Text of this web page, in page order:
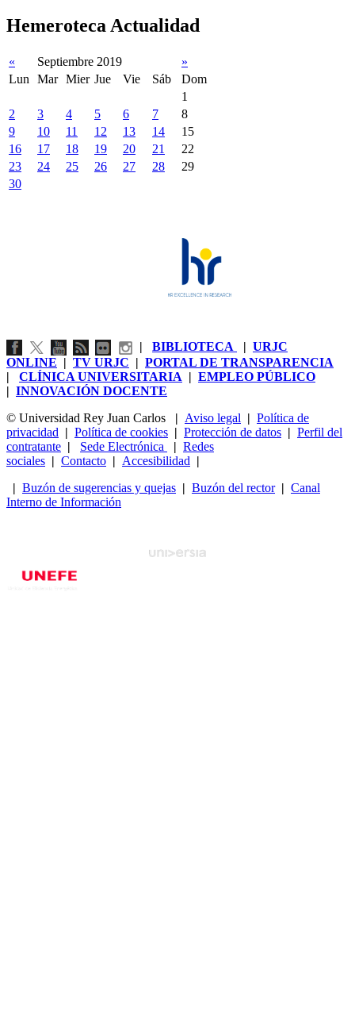
Hemeroteca Actualidad
« Septiembre 2019
»
Lun
Mar Mier Jue Vie Sáb
Dom
1
2
3 4 5 6 7
8
9
10 11 12 13 14
15
16
17 18 19 20 21
22
23
24 25 26 27 28
29
30
| BIBLIOTECA | URJC
ONLINE | TV URJC | PORTAL DE TRANSPARENCIA
| CLÍNICA UNIVERSITARIA | EMPLEO PÚBLICO
| INNOVACIÓN DOCENTE
© Universidad Rey Juan Carlos
| Aviso legal | Política de
privacidad | Política de cookies | Protección de datos | Perfil del
contratante | Sede Electrónica | Redes
sociales | Contacto | Accesibilidad |
| Buzón de sugerencias y quejas | Buzón del rector| Canal
Interno de Información